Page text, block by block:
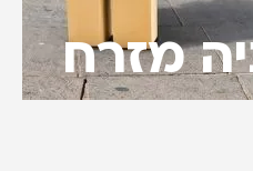
מזרח